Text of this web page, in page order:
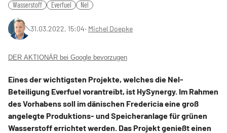
Wasserstoff Everfuel Nel
31.03.2022, 15:04‧ Michel Doepke
DER AKTIONÄR bei Google bevorzugen
Eines der wichtigsten Projekte, welches die Nel-
Beteiligung Everfuel vorantreibt, ist HySynergy. Im Rahmen
des Vorhabens soll im dänischen Fredericia eine groß
angelegte Produktions- und Speicheranlage für grünen
Wasserstoff errichtet werden. Das Projekt genießt einen